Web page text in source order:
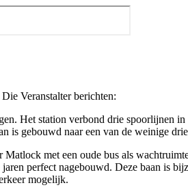
Veranstalter berichten:
Het station verbond drie spoorlijnen
gebouwd naar een van de weinige
met een oude bus als
perfect nagebouwd. Deze baan is
mogelijk.